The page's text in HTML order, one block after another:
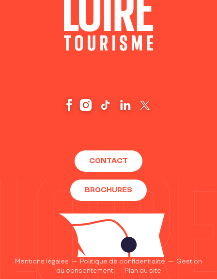
CONTACT
BROCHURES
Mentions légales — Politique de confidentialité — Gestion
du consentement— Plan du site